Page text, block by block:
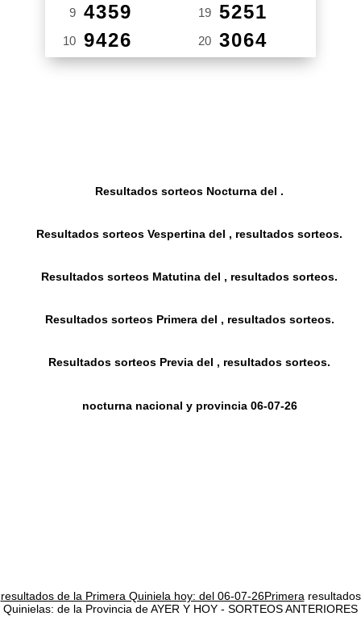
9 4359
10 9426
19 5251
20 3064
Resultados sorteos Nocturna del .
Resultados sorteos Vespertina del , resultados sorteos.
Resultados sorteos Matutina del , resultados sorteos.
Resultados sorteos Primera del , resultados sorteos.
Resultados sorteos Previa del , resultados sorteos.
nocturna nacional y provincia 06-07-26
resultados de la Primera Quiniela hoy: del 06-07-26Primera resultados
Quinielas: de la Provincia de AYER Y HOY - SORTEOS ANTERIORES